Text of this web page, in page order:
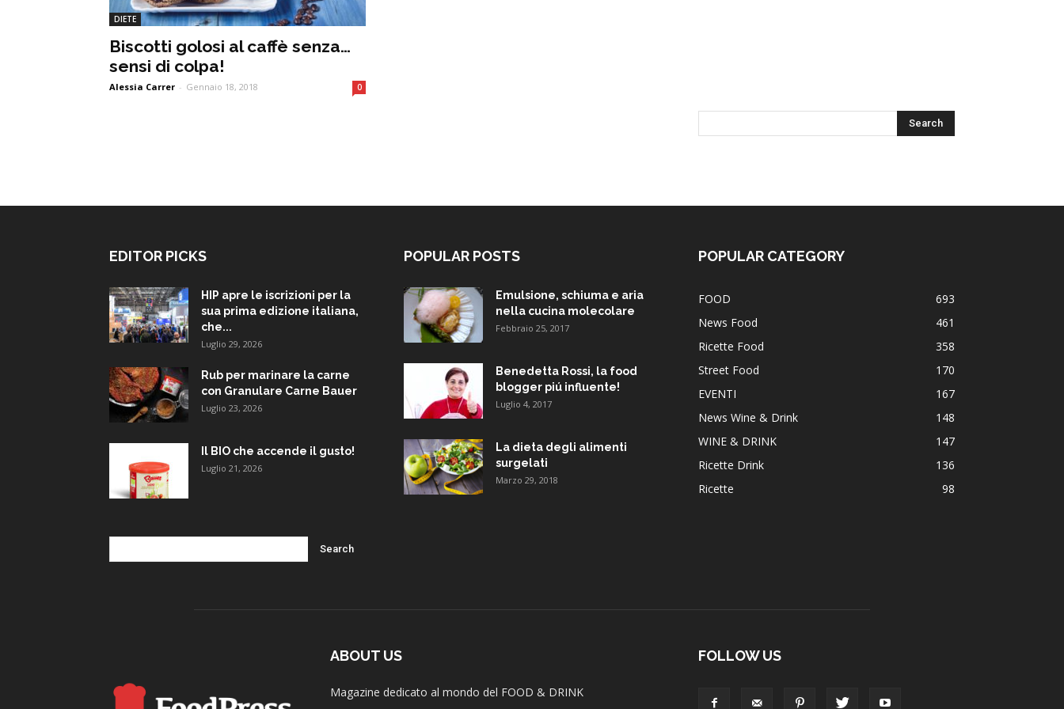
DIETE
Biscotti golosi al caffè senza…
sensi di colpa!
Alessia Carrer - Gennaio 18, 2018 0
EDITOR PICKS
HIP apre le iscrizioni per la
sua prima edizione italiana,
che...
Luglio 29, 2026
Rub per marinare la carne
con Granulare Carne Bauer
Luglio 23, 2026
Il BIO che accende il gusto!
Luglio 21, 2026
POPULAR POSTS
Emulsione, schiuma e aria
nella cucina molecolare
Febbraio 25, 2017
Benedetta Rossi, la food
blogger piú influente!
Luglio 4, 2017
La dieta degli alimenti
surgelati
Marzo 29, 2018
POPULAR CATEGORY
FOOD
693
News Food
461
Ricette Food
358
Street Food
170
EVENTI
167
News Wine & Drink
148
WINE & DRINK
147
Ricette Drink
136
Ricette
98
ABOUT US
Magazine dedicato al mondo del FOOD & DRINK
FOLLOW US